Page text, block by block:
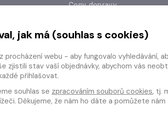
Ceny dopravy
Prodejna
Odstoupení od smlouvy
jak má (souhlas s cookies)
procházení webu - aby fungovalo vyhledávání,
zjistili stav vaší objednávky, abychom vás
přihlašovat.
souhlas se zpracováním souborů cookies, tj.
Děkujeme, že nám ho dáte a pomůžete